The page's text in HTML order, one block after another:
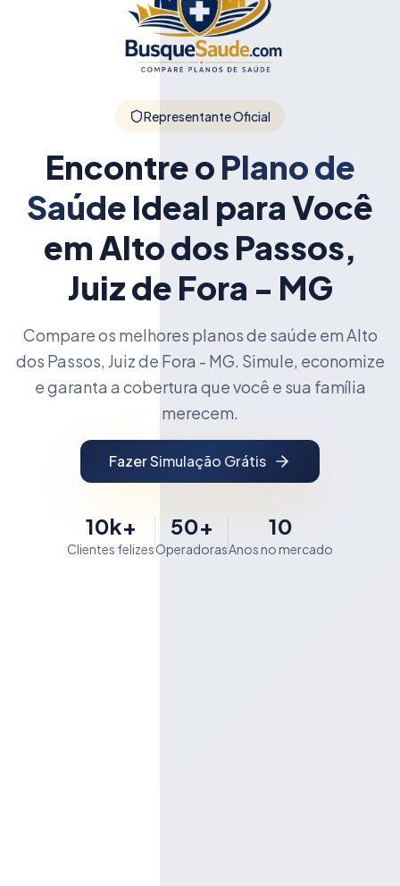
Representante Oficial
Encontre o Plano de
Saúde Ideal para Você
em Alto dos Passos,
Juiz de Fora - MG
Compare os melhores planos de saúde em Alto
dos Passos, Juiz de Fora - MG. Simule, economize
e garanta a cobertura que você e sua família
merecem.
Fazer Simulação Grátis
10k+
Clientes felizes
50+
Operadoras
10
Anos no mercado